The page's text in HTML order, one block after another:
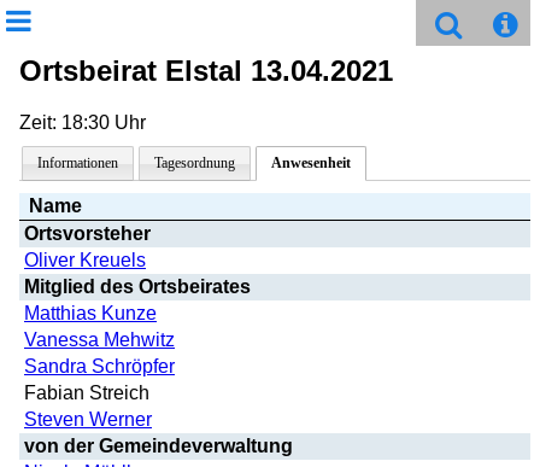
Ortsbeirat Elstal 13.04.2021
Zeit: 18:30 Uhr
Informationen Tagesordnung Anwesenheit
Name
Ortsvorsteher
Oliver Kreuels
Mitglied des Ortsbeirates
Matthias Kunze
Vanessa Mehwitz
Sandra Schröpfer
Fabian Streich
Steven Werner
von der Gemeindeverwaltung